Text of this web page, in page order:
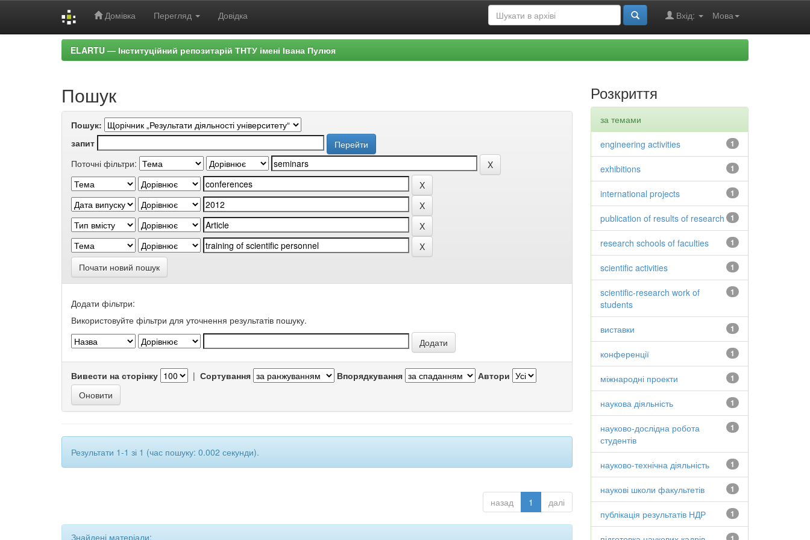
Домівка Перегляд Довідка Мова
Вхід:
ELARTU — Інституційний репозитарій ТНТУ імені Івана Пулюя
Пошук
Пошук:
запит
Поточні фільтри:
Почати новий пошук
Додати фільтри:
Використовуйте фільтри для уточнення результатів пошуку.
Вивести на сторінку | Сортування Впорядкування Автори
Результати 1-1 зі 1 (час пошуку: 0.002 секунди).
назад 1 далі
Знайдені матеріали:
Розкриття
за темами
1
engineering activities
1
exhibitions
1
international projects
1
publication of results of research
1
research schools of faculties
1
scientific activities
1
scientific-research work of
students
1
виставки
1
конференції
1
міжнародні проекти
1
наукова діяльність
1
науково-дослідна робота
студентів
1
науково-технічна діяльність
1
наукові школи факультетів
1
публікація результатів НДР